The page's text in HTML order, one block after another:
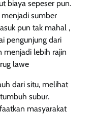
biaya sepeser pun.
menjadi sumber
pun tak mahal ,
pengunjung dari
menjadi lebih rajin
lawe
dari situ, melihat
subur.
masyarakat